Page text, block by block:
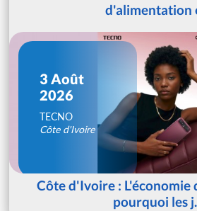
d'alimentation
3 Août
2026
TECNO
Côte d'Ivoire
Côte d'Ivoire : L'économie
pourquoi les